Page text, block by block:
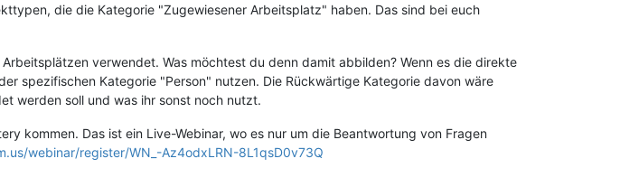
die die Kategorie "Zugewiesener Arbeitsplatz" haben. Das sind bei euch
verwendet. Was möchtest du denn damit abbilden? Wenn es die direkte
spezifischen Kategorie "Person" nutzen. Die Rückwärtige Kategorie davon wäre
werden soll und was ihr sonst noch nutzt.
kommen. Das ist ein Live-Webinar, wo es nur um die Beantwortung von Fragen
webinar/register/WN_-Az4odxLRN-8L1qsD0v73Q